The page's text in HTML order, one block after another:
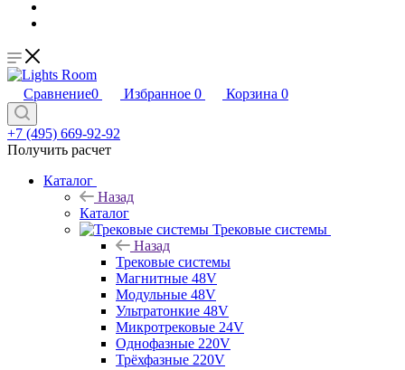
Сравнение0 Избранное 0 Корзина 0
+7 (495) 669-92-92
Получить расчет
Каталог
Назад
Каталог
Трековые системы
Назад
Трековые системы
Магнитные 48V
Модульные 48V
Ультратонкие 48V
Микротрековые 24V
Однофазные 220V
Трёхфазные 220V